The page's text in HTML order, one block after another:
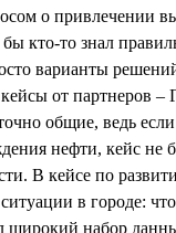
о привлечении
кто-то знал
варианты
от партнеров –
общие, ведь
нефти, кейс
В кейсе по
в городе:
широкий набор